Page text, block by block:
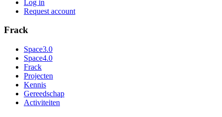
Log in
Request account
Frack
Space3.0
Space4.0
Frack
Projecten
Kennis
Gereedschap
Activiteiten